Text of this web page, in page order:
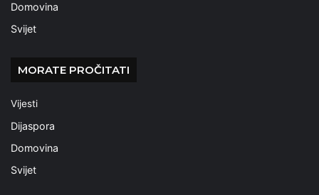
Domovina
Svijet
MORATE PROČITATI
Vijesti
Dijaspora
Domovina
Svijet